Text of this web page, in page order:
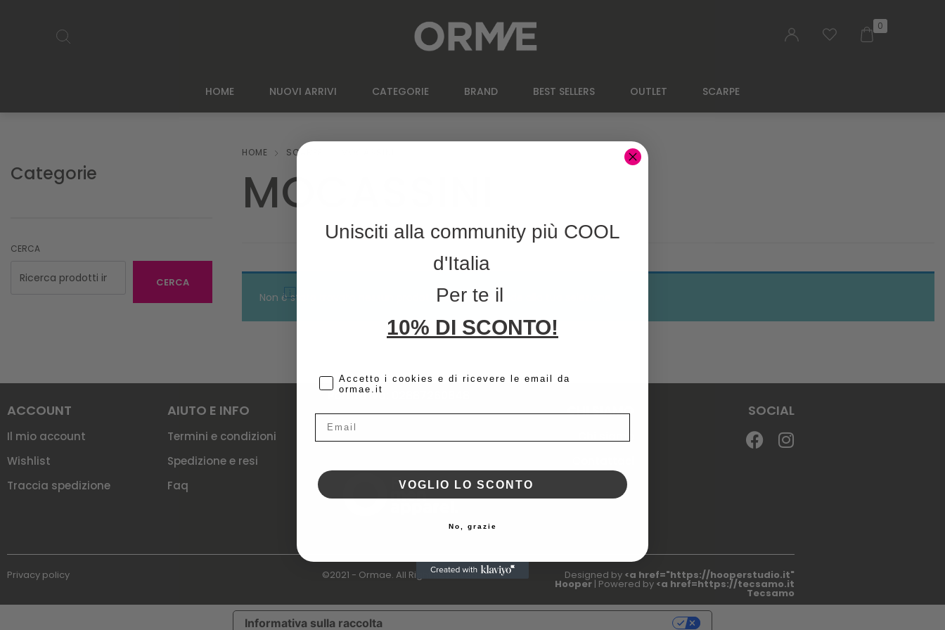
0
HOME NUOVI ARRIVI CATEGORIE BRAND BEST SELLERS OUTLET SCARPE
Categorie
CERCA
CERCA
HOME SCARPE
MOCASSINI
Non è stato trovato nessun prodotto che corrisponde alla tua selezione.
ACCOUNT
Il mio account
Wishlist
Traccia spedizione
AIUTO E INFO
Termini e condizioni
Spedizione e resi
Faq
Partita Iva: 02887260848
CHI SIAMO SOCIAL
Privacy policy ©2021 - Ormae. All Right Reserved. Designed by <a href="https://hooperstudio.it"
Hooper | Powered by<a href=https://tecsamo.it
Tecsamo
Informativa sulla raccolta
Unisciti alla community più COOL
d'Italia
Per te il
10% DI SCONTO!
cc
Accetto i cookies e di ricevere le email da
ormae.it
VOGLIO LO SCONTO
No, grazie